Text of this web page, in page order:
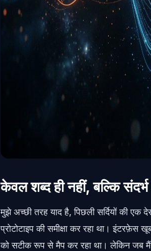
केवल शब्द ही नहीं, बल्कि
मुझे अच्छी तरह याद है, पिछली सर्दियों की
प्रोटोटाइप की समीक्षा कर रहा था।
को सटीक रूप से मैप कर रहा था। लेकिन जब मैंने